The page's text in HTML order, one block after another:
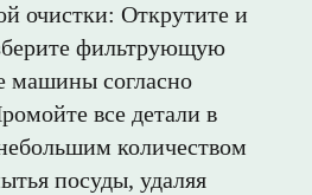
очистки: Открутите и
фильтрующую
машины согласно
все детали в
количеством
посуды, удаляя